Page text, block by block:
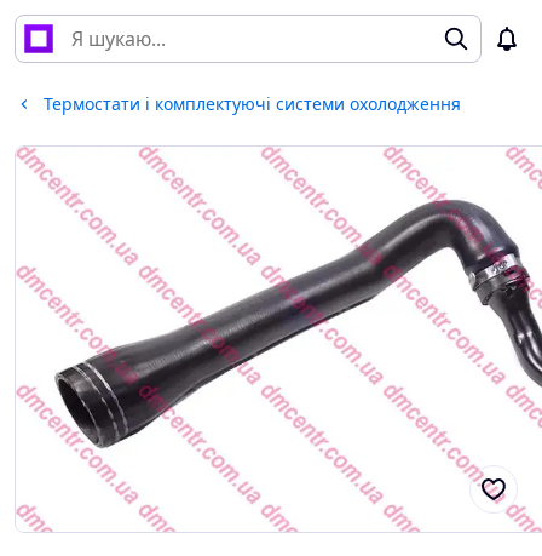
Термостати і комплектуючі системи охолодження